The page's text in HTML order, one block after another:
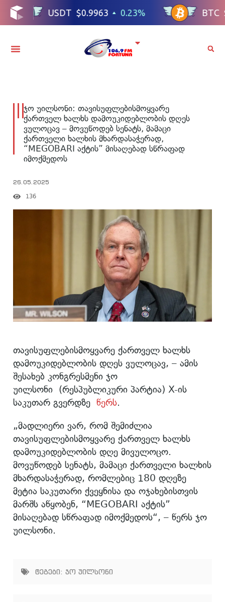
ჯო უილსონი: თავისუფლებისმოყვარე
ქართველ ხალხს დამოუკიდებლობის დღეს
ვულოცავ – მოვუწოდებ სენატს, მამაცი
ქართველი ხალხის მხარდასაჭერად,
“MEGOBARI აქტის” მისაღებად სწრაფად
იმოქმედოს
26.05.2025
136
თავისუფლებისმოყვარე ქართველ ხალხს
დამოუკიდებლობის დღეს ვულოცავ, – ამის
შესახებ კონგრესმენი ჯო
უილსონი (რესპუბლიკური პარტია) X-ის
საკუთარ გვერდზე წერს.
„მადლიერი ვარ, რომ შემიძლია
თავისუფლებისმოყვარე ქართველ ხალხს
დამოუკიდებლობის დღე მივულოცო.
მოვუწოდებ სენატს, მამაცი ქართველი ხალხის
მხარდასაჭერად, რომლებიც 180 დღეზე
მეტია საკუთარი ქვეყნისა და ოჯახებისთვის
მარშს აწყობენ, “MEGOBARI აქტის”
მისაღებად სწრაფად იმოქმედოს“, – წერს ჯო
უილსონი.
ტეგები: ჯო უილსონი